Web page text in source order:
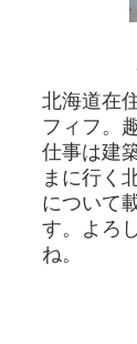
北海道在
フィフ。
仕事は建
まに行く
について
す。よろ
ね。